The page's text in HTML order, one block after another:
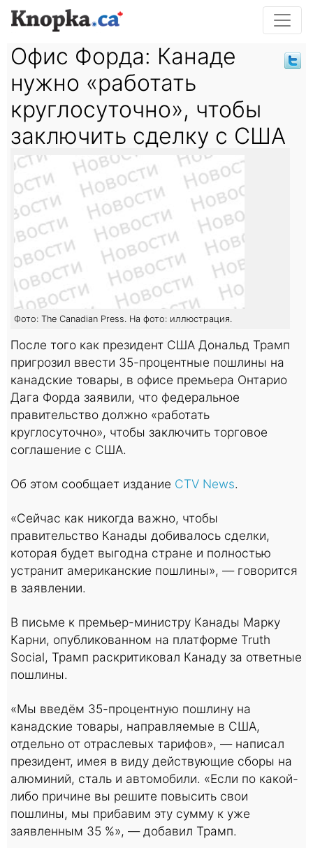
Офис Форда: Канаде
нужно «работать
круглосуточно», чтобы
заключить сделку с США
Фото: The Canadian Press. На фото: иллюстрация.
После того как президент США Дональд Трамп
пригрозил ввести 35-процентные пошлины на
канадские товары, в офисе премьера Онтарио
Дага Форда заявили, что федеральное
правительство должно «работать
круглосуточно», чтобы заключить торговое
соглашение с США.
Об этом сообщает издание CTV News.
«Сейчас как никогда важно, чтобы
правительство Канады добивалось сделки,
которая будет выгодна стране и полностью
устранит американские пошлины», — говорится
в заявлении.
В письме к премьер-министру Канады Марку
Карни, опубликованном на платформе Truth
Social, Трамп раскритиковал Канаду за ответные
пошлины.
«Мы введём 35-процентную пошлину на
канадские товары, направляемые в США,
отдельно от отраслевых тарифов», — написал
президент, имея в виду действующие сборы на
алюминий, сталь и автомобили. «Если по какой-
либо причине вы решите повысить свои
пошлины, мы прибавим эту сумму к уже
заявленным 35 %», — добавил Трамп.